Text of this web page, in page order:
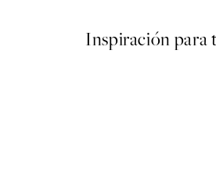
Inspiración para